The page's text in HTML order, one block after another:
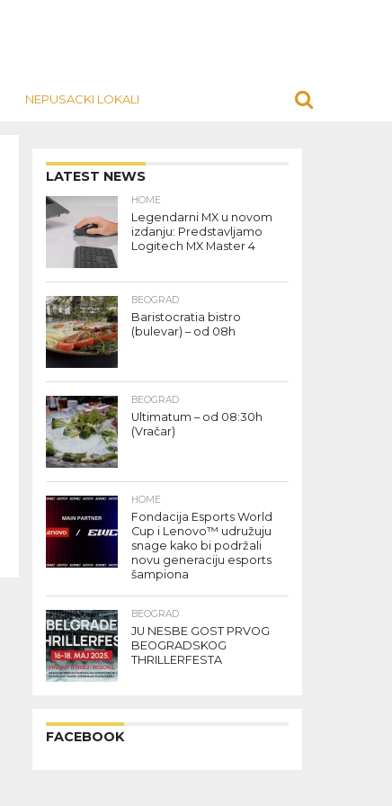
NEPUSACKI LOKALI
LATEST NEWS
HOME
Legendarni MX u novom
izdanju: Predstavljamo
Logitech MX Master 4
BEOGRAD
Baristocratia bistro
(bulevar) – od 08h
BEOGRAD
Ultimatum – od 08:30h
(Vračar)
HOME
Fondacija Esports World
Cup i Lenovo™ udružuju
snage kako bi podržali
novu generaciju esports
šampiona
BEOGRAD
JU NESBE GOST PRVOG
BEOGRADSKOG
THRILLERFESTA
FACEBOOK